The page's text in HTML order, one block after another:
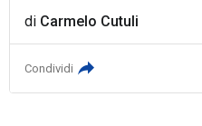
di Carmelo Cutuli
Condividi